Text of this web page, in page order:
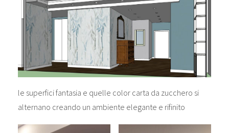
le superfici fantasia e quelle color carta da zucchero si
alternano creando un ambiente elegante e rifinito